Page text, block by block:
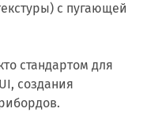
с пугающей
стандартом для
создания